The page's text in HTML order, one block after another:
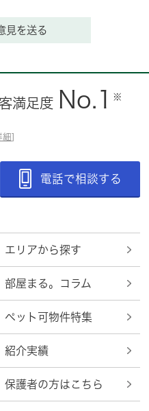
見を送る
満足度 No.1 ※
細
電話で相談する
エリアから探す
部屋まる。コラム
ペット可物件特集
紹介実績
保護者の方はこちら